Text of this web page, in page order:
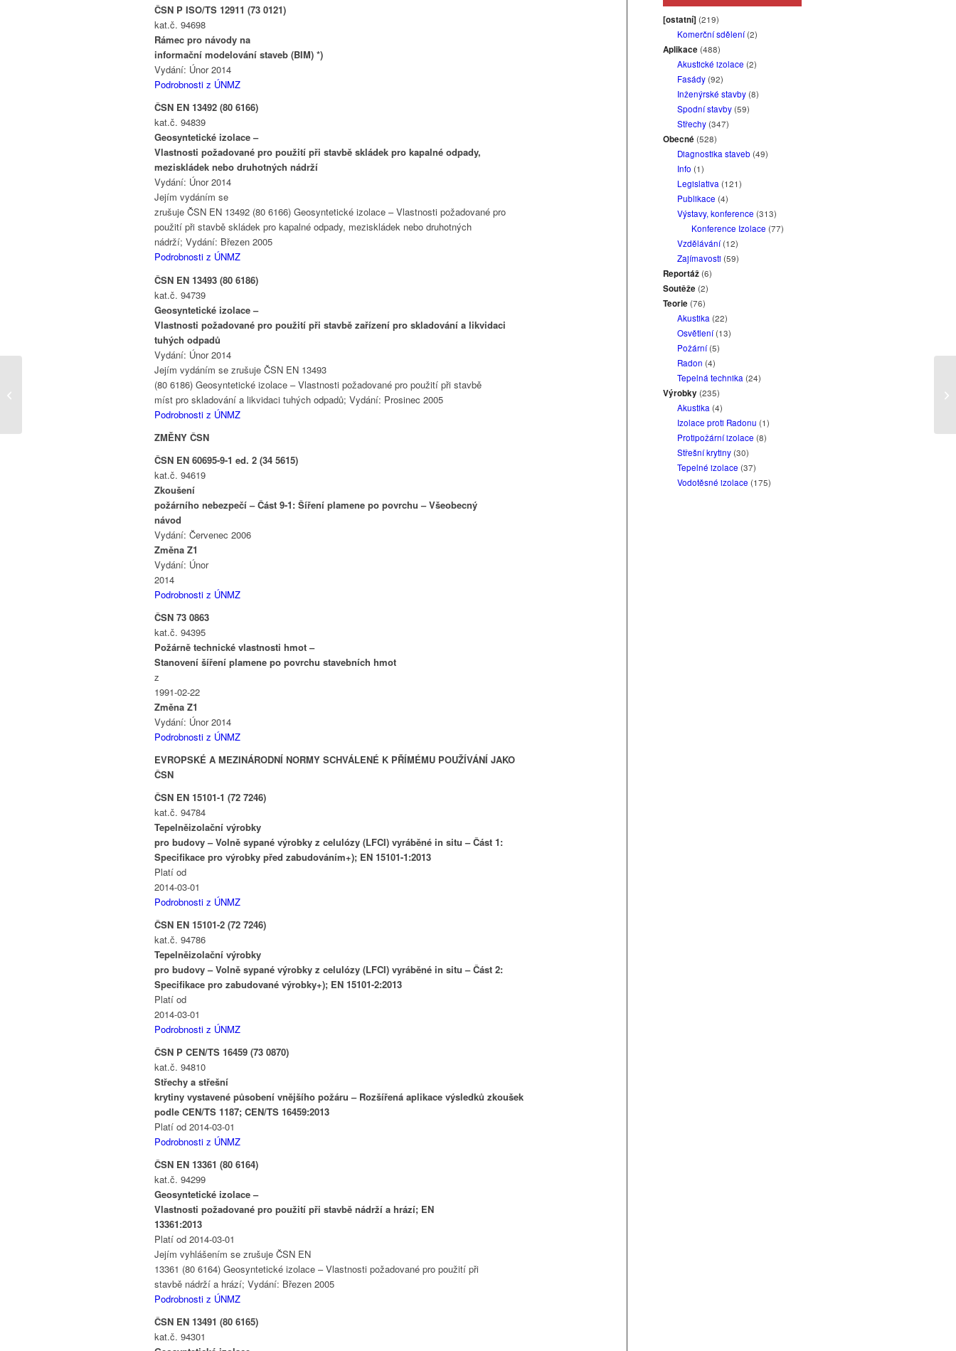
ČSN P ISO/TS 12911 (73 0121)
kat.č. 94698
Rámec pro návody na
informační modelování staveb (BIM) *)
Vydání: Únor 2014
Podrobnosti z ÚNMZ
ČSN EN 13492 (80 6166)
kat.č. 94839
Geosyntetické izolace –
Vlastnosti požadované pro použití při stavbě skládek pro kapalné odpady,
meziskládek nebo druhotných nádrží
Vydání: Únor 2014
Jejím vydáním se
zrušuje ČSN EN 13492 (80 6166) Geosyntetické izolace – Vlastnosti požadované pro
použití při stavbě skládek pro kapalné odpady, meziskládek nebo druhotných
nádrží; Vydání: Březen 2005
Podrobnosti z ÚNMZ
ČSN EN 13493 (80 6186)
kat.č. 94739
Geosyntetické izolace –
Vlastnosti požadované pro použití při stavbě zařízení pro skladování a likvidaci
tuhých odpadů
Vydání: Únor 2014
Jejím vydáním se zrušuje ČSN EN 13493
(80 6186) Geosyntetické izolace – Vlastnosti požadované pro použití při stavbě
míst pro skladování a likvidaci tuhých odpadů; Vydání: Prosinec 2005
Podrobnosti z ÚNMZ
ZMĚNY ČSN
ČSN EN 60695-9-1 ed. 2 (34 5615)
kat.č. 94619
Zkoušení
požárního nebezpečí – Část 9-1: Šíření plamene po povrchu – Všeobecný
návod
Vydání: Červenec 2006
Změna Z1
Vydání: Únor
2014
Podrobnosti z ÚNMZ
ČSN 73 0863
kat.č. 94395
Požárně technické vlastnosti hmot –
Stanovení šíření plamene po povrchu stavebních hmot
z
1991-02-22
Změna Z1
Vydání: Únor 2014
Podrobnosti z ÚNMZ
EVROPSKÉ A MEZINÁRODNÍ NORMY SCHVÁLENÉ K PŘÍMÉMU POUŽÍVÁNÍ JAKO
ČSN
ČSN EN 15101-1 (72 7246)
kat.č. 94784
Tepelněizolační výrobky
pro budovy – Volně sypané výrobky z celulózy (LFCI) vyráběné in situ – Část 1:
Specifikace pro výrobky před zabudováním+); EN 15101-1:2013
Platí od
2014-03-01
Podrobnosti z ÚNMZ
ČSN EN 15101-2 (72 7246)
kat.č. 94786
Tepelněizolační výrobky
pro budovy – Volně sypané výrobky z celulózy (LFCI) vyráběné in situ – Část 2:
Specifikace pro zabudované výrobky+); EN 15101-2:2013
Platí od
2014-03-01
Podrobnosti z ÚNMZ
ČSN P CEN/TS 16459 (73 0870)
kat.č. 94810
Střechy a střešní
krytiny vystavené působení vnějšího požáru – Rozšířená aplikace výsledků zkoušek
podle CEN/TS 1187; CEN/TS 16459:2013
Platí od 2014-03-01
Podrobnosti z ÚNMZ
ČSN EN 13361 (80 6164)
kat.č. 94299
Geosyntetické izolace –
Vlastnosti požadované pro použití při stavbě nádrží a hrází; EN
13361:2013
Platí od 2014-03-01
Jejím vyhlášením se zrušuje ČSN EN
13361 (80 6164) Geosyntetické izolace – Vlastnosti požadované pro použití při
stavbě nádrží a hrází; Vydání: Březen 2005
Podrobnosti z ÚNMZ
ČSN EN 13491 (80 6165)
kat.č. 94301
[ostatní] (219)
Komerční sdělení(2)
Aplikace (488)
Akustické izolace (2)
Fasády(92)
Inženýrské stavby(8)
Spodní stavby(59)
Střechy(347)
Obecné (528)
Diagnostika staveb (49)
Info (1)
Legislativa (121)
Publikace (4)
Výstavy, konference (313)
Konference Izolace (77)
Vzdělávání(12)
Zajímavosti (59)
Reportáž(6)
Soutěže (2)
Teorie (76)
Akustika (22)
Osvětlení(13)
Požární(5)
Radon (4)
Tepelná technika (24)
Výrobky(235)
Akustika (4)
Izolace proti Radonu (1)
Protipožární izolace (8)
Střešní krytiny(30)
Tepelné izolace (37)
Vodotěsné izolace (175)